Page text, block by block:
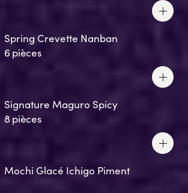
Spring Crevette Nanban
6 pièces
Signature Maguro Spicy
8 pièces
Mochi Glacé Ichigo Piment